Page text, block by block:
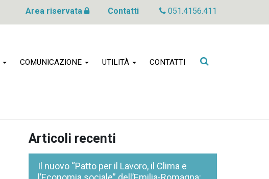
Area riservata Contatti 051.4156.411
COMUNICAZIONE UTILITÀ CONTATTI
Cerca
Articoli recenti
Il nuovo “Patto per il Lavoro, il Clima e